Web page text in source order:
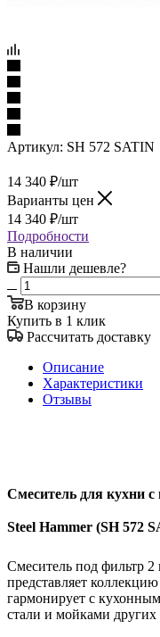
Артикул: SH 572 SATIN
14 340 ₽/шт
Варианты цен
14 340 ₽/шт
Подробности
В наличии
Нашли дешевле?
В корзину
Купить в 1 клик
Рассчитать доставку
Описание
Характеристики
Отзывы
Смеситель для кухни
Steel Hammer (SH 572
Смеситель под фильтр
представляет
гармонирует с
стали и мойками других